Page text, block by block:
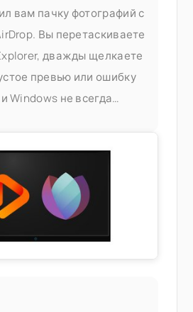
вам пачку фотографий с
Вы перетаскиваете
дважды щелкаете
превью или ошибку
Windows не всегда